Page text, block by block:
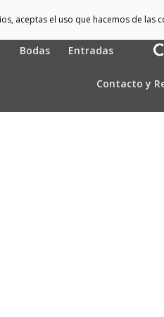
Bodas Entradas
Contacto y
aceptas el uso que hacemos de las